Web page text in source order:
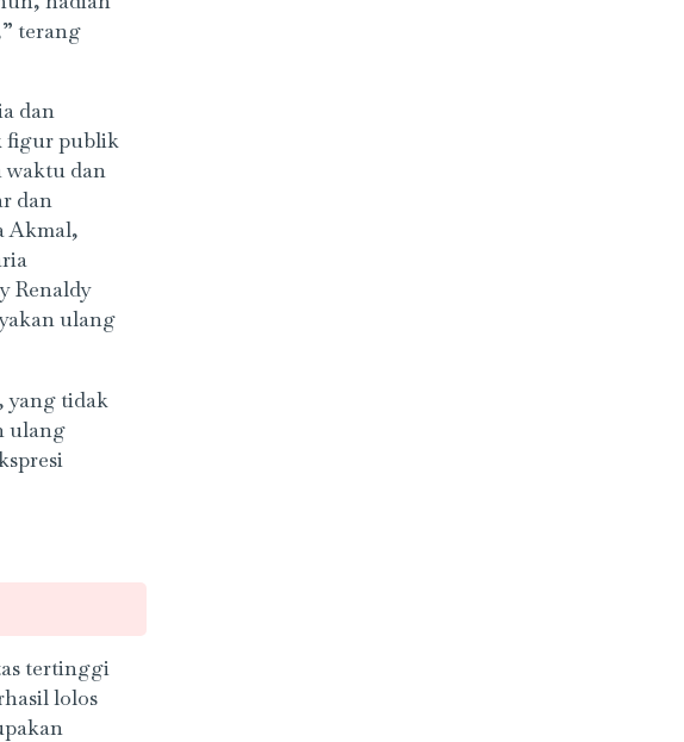
terang
dan
figur publik
waktu dan
dan
Akmal,
Renaldy
ulang
yang tidak
ulang
tertinggi
lolos